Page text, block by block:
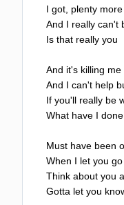
I got plenty more
And I really can't
Is that really you
And it's killing me
And I can't help
If you'll really be
What have I done
Must have been
When I let you go
Think about you
Gotta let you